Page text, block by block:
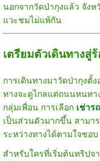
นอกจากวัดป่ากุงแล้ว จัง
แวะชมไม่แพ้กัน
เตรียมตัวเดินทางสู่ร้
การเดินทางมาวัดป่ากุงตั้
ทางจะดูไกลแต่ถนนหนทา
กลุ่มเพื่อน การเลือก เช่าร
เป็นส่วนตัวมากขึ้น สามา
ระหว่างทางได้ตามใจชอบ
สำหรับใครที่เริ่มต้นทริปจ